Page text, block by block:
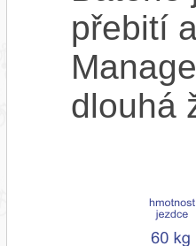
přebití
dlouhá